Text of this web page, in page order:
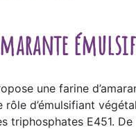
une farine
rôle d’émulsifiant
triphosphates E451. De